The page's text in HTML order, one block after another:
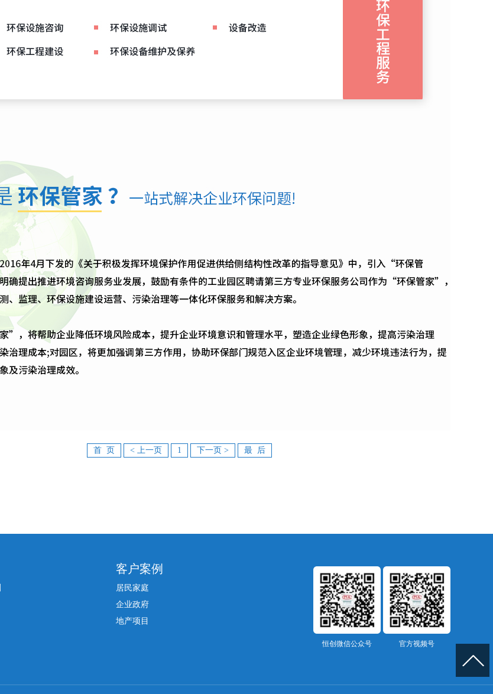
首 页 < 上一页 1 下一页 > 最 后
客户案例
居民家庭
企业政府
地产项目
恒创微信公众号 官方视频号